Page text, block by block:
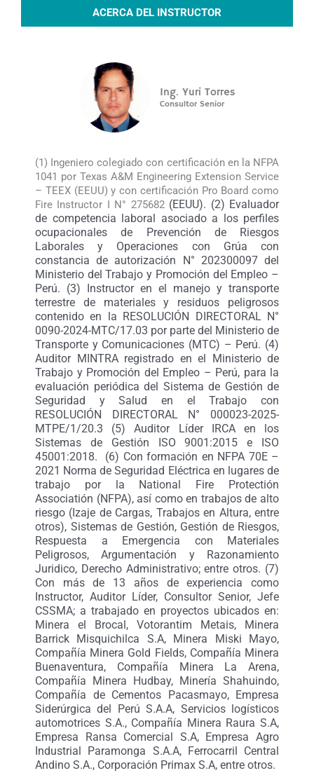
ACERCA DEL INSTRUCTOR
Ing. Yuri Torres
Consultor Senior
(1) Ingeniero colegiado con certificación en la NFPA
1041 por Texas A&M Engineering Extension Service
– TEEX (EEUU) y con certificación Pro Board como
Fire Instructor I N° 275682 (EEUU). (2) Evaluador
de competencia laboral asociado a los perfiles
ocupacionales de Prevención de Riesgos
Laborales y Operaciones con Grúa con
constancia de autorización N° 202300097 del
Ministerio del Trabajo y Promoción del Empleo –
Perú. (3)
Instructor en el manejo y transporte
terrestre de materiales y residuos peligrosos
contenido en la RESOLUCIÓN DIRECTORAL N°
0090-2024-MTC/17.03 por parte del Ministerio de
Transporte y Comunicaciones (MTC) – Perú. (4)
Auditor MINTRA registrado en el Ministerio de
Trabajo y Promoción del Empleo – Perú, para la
evaluación periódica del Sistema de Gestión de
Seguridad y Salud en el Trabajo con
RESOLUCIÓN DIRECTORAL N° 000023-2025-
MTPE/1/20.3 (5) Auditor Líder IRCA en los
Sistemas de Gestión ISO 9001:2015 e ISO
45001:2018. (6) Con formación en NFPA 70E –
2021 Norma de Seguridad Eléctrica en lugares de
trabajo por la National Fire Protectión
Associatión (NFPA), así como en trabajos de alto
riesgo (Izaje de Cargas, Trabajos en Altura, entre
otros), Sistemas de Gestión, Gestión de Riesgos,
Respuesta a Emergencia con Materiales
Peligrosos, Argumentación y Razonamiento
Juridico, Derecho Administrativo; entre otros. (7)
Con más de 13 años de experiencia como
Instructor, Auditor Líder, Consultor Senior, Jefe
CSSMA; a trabajado en proyectos ubicados en:
Minera el Brocal, Votorantim Metais, Minera
Barrick Misquichilca S.A, Minera Miski Mayo,
Compañía Minera Gold Fields, Compañía Minera
Buenaventura, Compañía Minera La Arena,
Compañía Minera Hudbay, Minería Shahuindo,
Compañía de Cementos Pacasmayo, Empresa
Siderúrgica del Perú S.A.A, Servicios logísticos
automotrices S.A., Compañía Minera Raura S.A,
Empresa Ransa Comercial S.A, Empresa Agro
Industrial Paramonga S.A.A, Ferrocarril Central
Andino S.A., Corporación Primax S.A, entre otros.